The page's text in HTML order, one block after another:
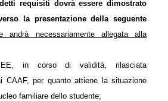
requisiti dovrà essere dimostrato
la presentazione della seguente
andrà necessariamente allegata alla
in corso di validità, rilasciata
CAAF, per quanto attiene la situazione
familiare dello studente;